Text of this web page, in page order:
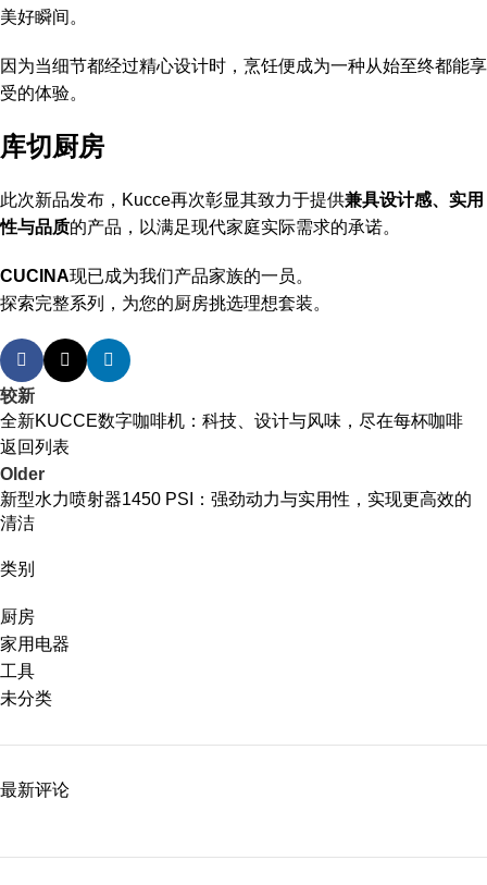
美好瞬间。
因为当细节都经过精心设计时，烹饪便成为一种从始至终都能享
受的体验。
库切厨房
此次新品发布，Kucce再次彰显其致力于提供兼具设计感、实用
性与品质的产品，以满足现代家庭实际需求的承诺。
CUCINA现已成为我们产品家族的一员。
探索完整系列，为您的厨房挑选理想套装。
较新
全新KUCCE数字咖啡机：科技、设计与风味，尽在每杯咖啡
返回列表
Older
新型水力喷射器1450 PSI：强劲动力与实用性，实现更高效的
清洁
类别
厨房
家用电器
工具
未分类
最新评论